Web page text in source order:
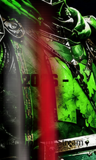
-
Drops im Stream